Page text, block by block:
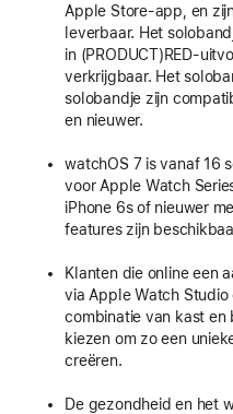
Apple Store-app, en
leverbaar. Het
in (PRODUCT)RED-
verkrijgbaar. Het
solobandje zijn
en nieuwer.
watchOS 7 is vanaf 16
voor Apple Watch
iPhone 6s of nieuwer
features zijn
Klanten die online een
via Apple Watch
combinatie van kast en
kiezen om zo een
creëren.
De gezondheid en het